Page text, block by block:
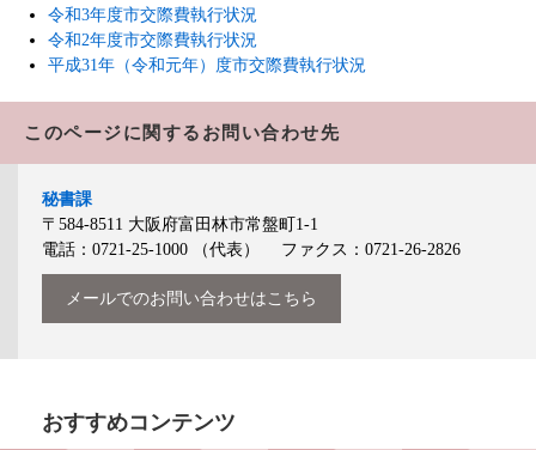
令和3年度市交際費執行状況
令和2年度市交際費執行状況
平成31年（令和元年）度市交際費執行状況
このページに関するお問い合わせ先
秘書課
〒584-8511 大阪府富田林市常盤町1-1
電話：0721-25-1000
（代表） ファクス：0721-26-2826
メールでのお問い合わせはこちら
おすすめコンテンツ